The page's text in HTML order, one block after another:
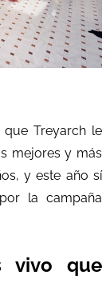
que Treyarch le
mejores y más
y este año sí
la campaña
vivo que